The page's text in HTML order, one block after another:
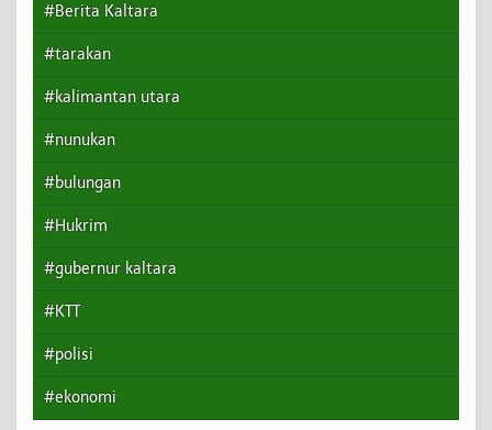
#Berita Kaltara
#tarakan
#kalimantan utara
#nunukan
#bulungan
#Hukrim
#gubernur kaltara
#KTT
#polisi
#ekonomi